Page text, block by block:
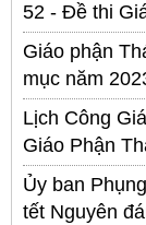
52 - Đề thi
Giáo phận
mục năm
Lịch Công
Giáo Phận
Ủy ban
tết Nguyên